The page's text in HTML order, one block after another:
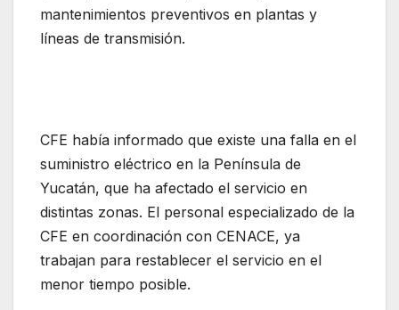
mantenimientos preventivos en plantas y
líneas de transmisión.
CFE había informado que existe una falla en el
suministro eléctrico en la Península de
Yucatán, que ha afectado el servicio en
distintas zonas. El personal especializado de la
CFE en coordinación con CENACE, ya
trabajan para restablecer el servicio en el
menor tiempo posible.